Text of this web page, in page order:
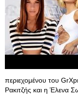
περιεχομένου του
Ρακιτζής και η Έλενα